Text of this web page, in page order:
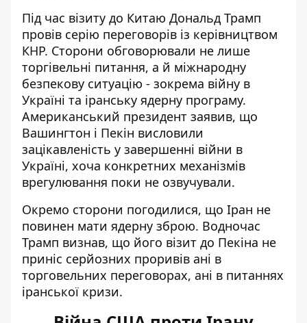
Під час візиту до Китаю Дональд Трамп
провів серію переговорів із керівництвом
КНР. Сторони обговорювали не лише
торгівельні питання, а й міжнародну
безпекову ситуацію - зокрема війну в
Україні та іранську ядерну програму.
Американський президент заявив, що
Вашингтон і Пекін висловили
зацікавленість у завершенні війни в
Україні, хоча конкретних механізмів
врегулювання поки не озвучували.
Окремо сторони погодилися, що Іран не
повинен мати ядерну зброю. Водночас
Трамп визнав, що його візит до Пекіна не
приніс серйозних проривів ані в
торговельних переговорах, ані в питаннях
іранської кризи.